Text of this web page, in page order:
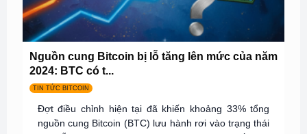
Nguồn cung Bitcoin bị lỗ tăng lên mức của năm
2024: BTC có t...
TIN TỨC BITCOIN
Đợt điều chỉnh hiện tại đã khiến khoảng 33% tổng
nguồn cung Bitcoin (BTC) lưu hành rơi vào trạng thái